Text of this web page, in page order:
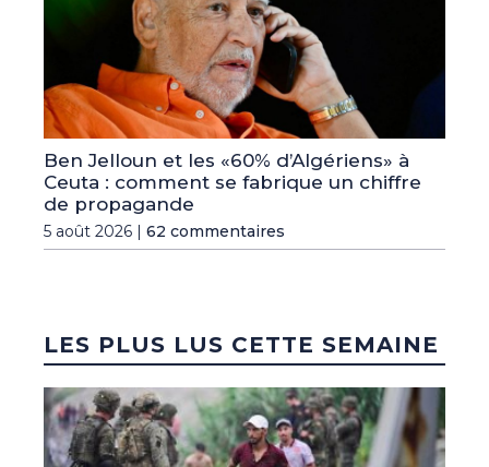
Ben Jelloun et les «60% d’Algériens» à
Ceuta : comment se fabrique un chiffre
de propagande
5 août 2026 | 62 commentaires
LES PLUS LUS CETTE SEMAINE